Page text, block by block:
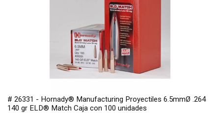
# 26331 - Hornady® Manufacturing Proyectiles 6.5mmØ .264
140 gr ELD® Match Caja con 100 unidades